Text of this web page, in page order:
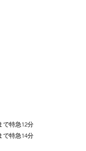
で特急12分
で特急14分